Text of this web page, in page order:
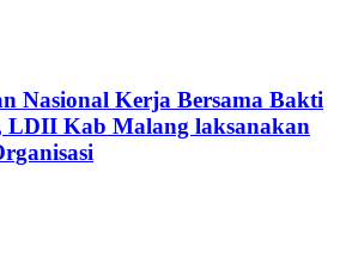
Nasional Kerja Bersama Bakti
LDII Kab Malang laksanakan